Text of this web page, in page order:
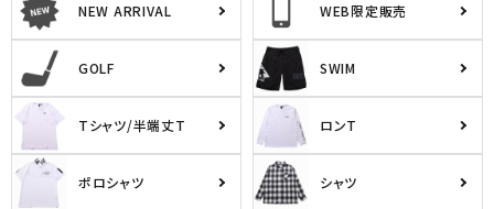
NEW ARRIVAL WEB限定販売
GOLF SWIM
Tシャツ/半端丈T ロンT
ポロシャツ シャツ